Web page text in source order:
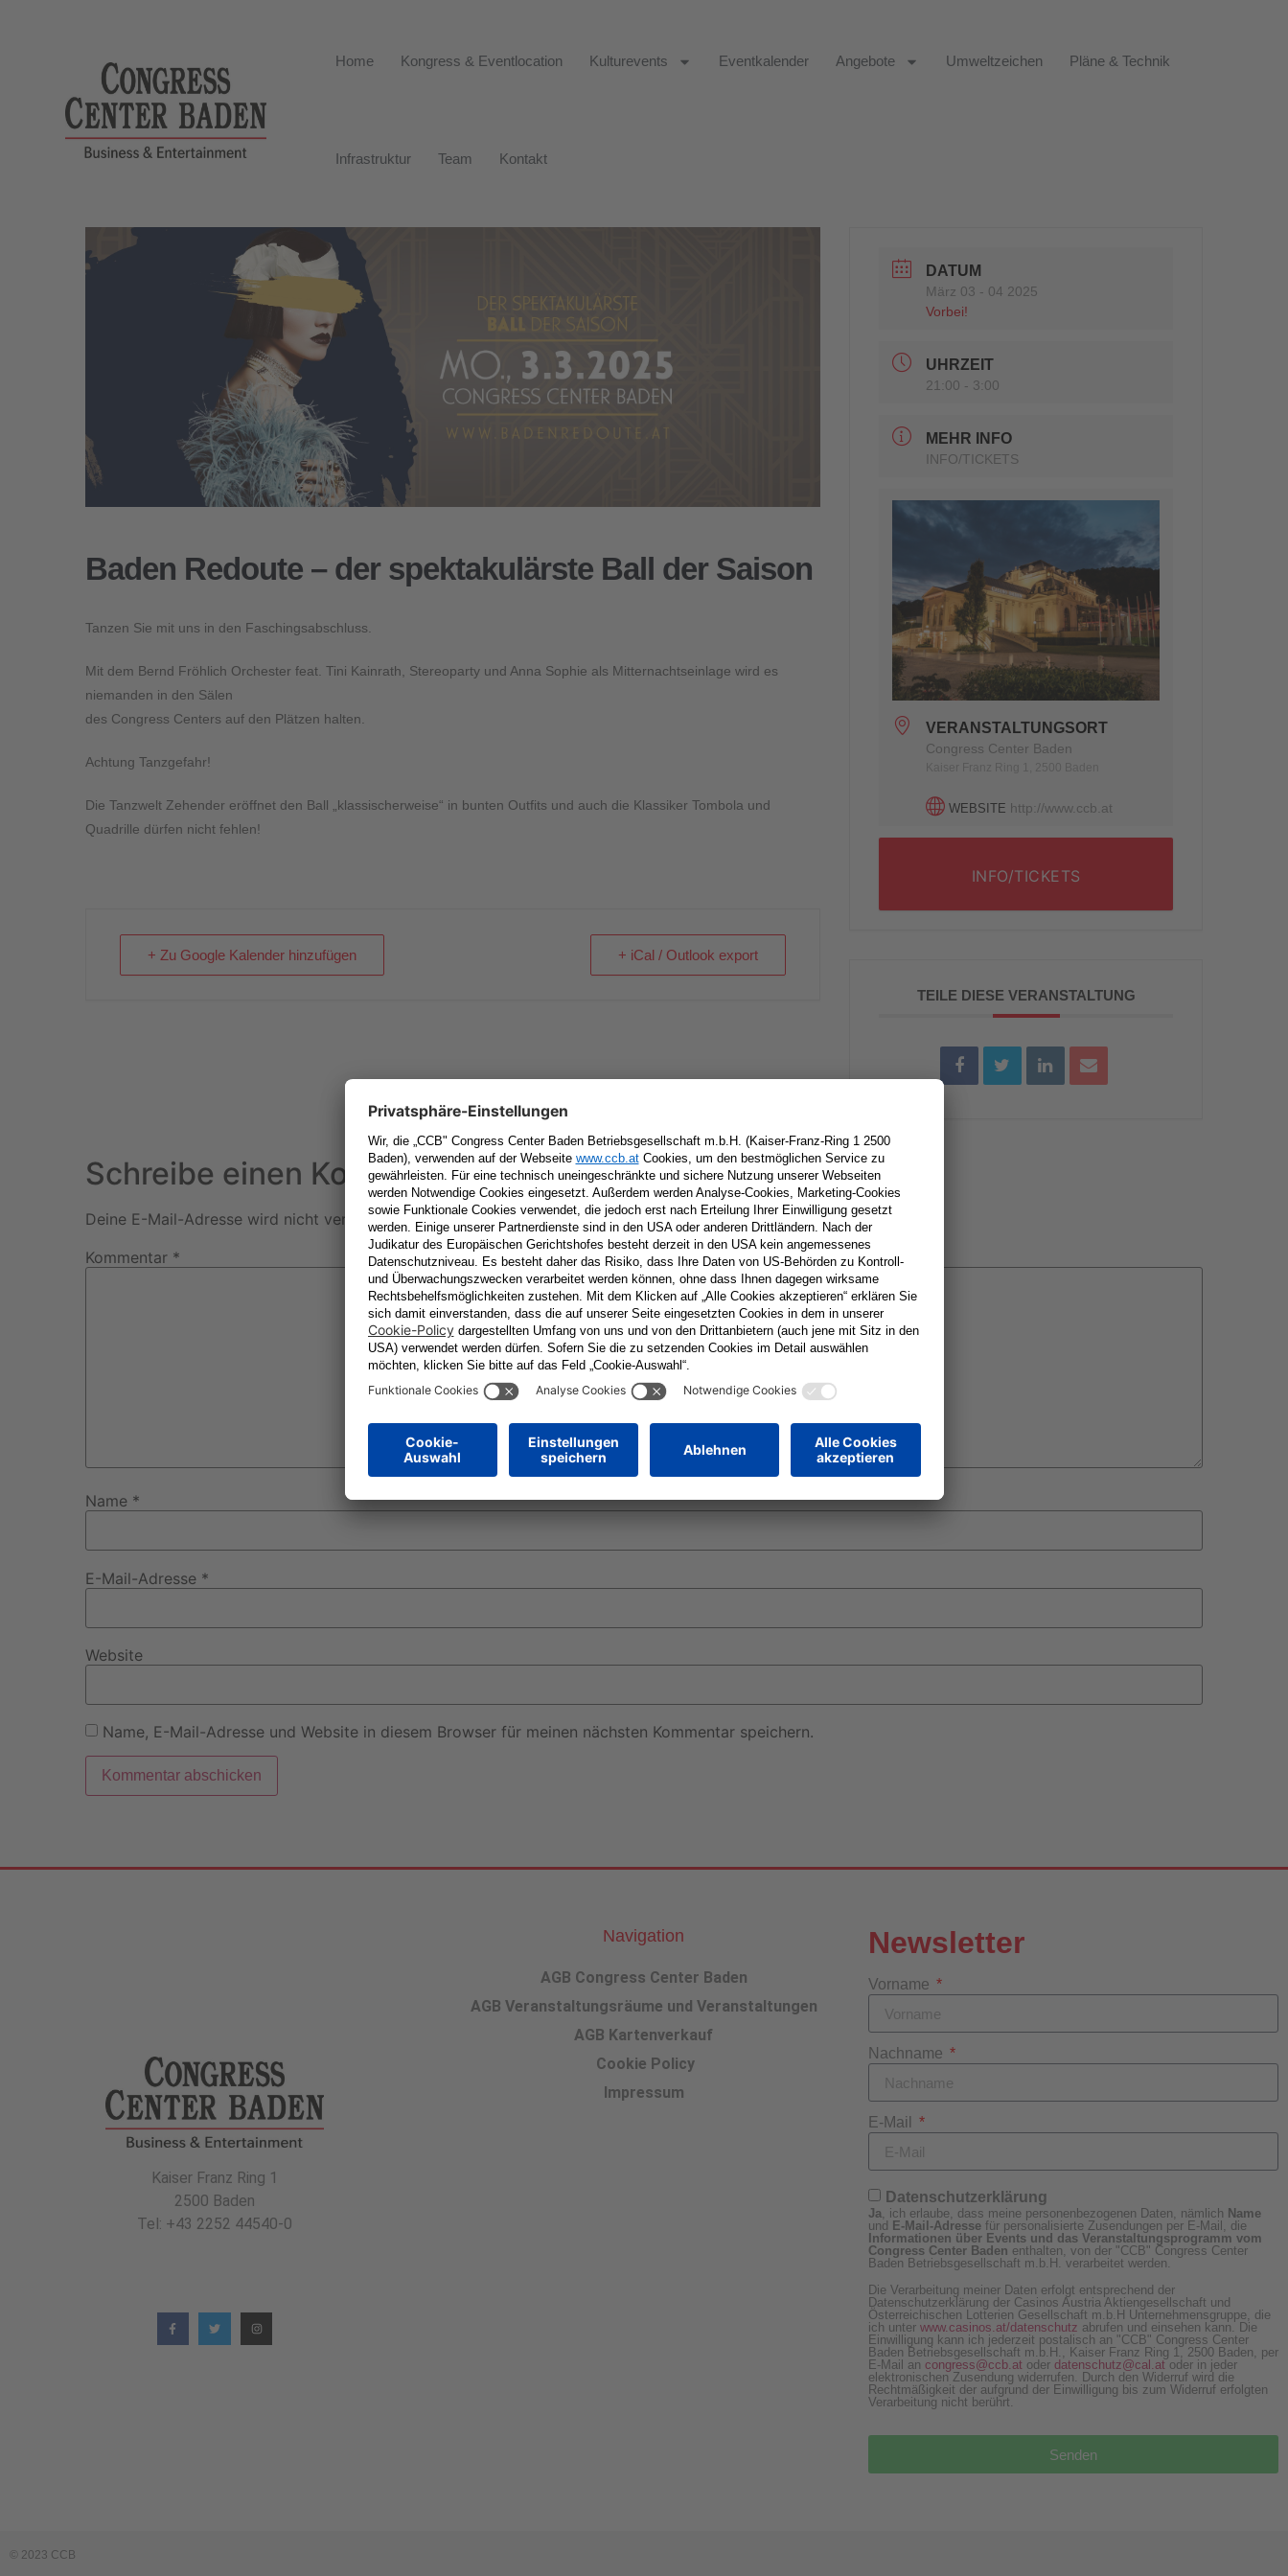
Home Kongress & Eventlocation Kulturevents Eventkalender Angebote Umweltzeichen Pläne & Technik
Infrastruktur Team Kontakt
Baden Redoute – der spektakulärste Ball der Saison
Tanzen Sie mit uns in den Faschingsabschluss.
Mit dem Bernd Fröhlich Orchester feat. Tini Kainrath, Stereoparty und Anna Sophie als Mitternachtseinlage wird es
niemanden in den Sälen
des Congress Centers auf den Plätzen halten.
Achtung Tanzgefahr!
Die Tanzwelt Zehender eröffnet den Ball „klassischerweise“ in bunten Outfits und auch die Klassiker Tombola und
Quadrille dürfen nicht fehlen!
+ Zu Google Kalender hinzufügen + iCal / Outlook export
DATUM
März 03 - 04 2025
Vorbei!
UHRZEIT
21:00 - 3:00
MEHR INFO
INFO/TICKETS
VERANSTALTUNGSORT
Congress Center Baden
WEBSITE http://www.ccb.at
INFO/TICKETS
TEILE DIESE VERANSTALTUNG
Schreibe einen Kommentar
Deine E-Mail-Adresse wird nicht veröffentlicht. Erforderliche Felder sind mit *markiert
Kommentar *
Name *
E-Mail-Adresse *
Website
Name, E-Mail-Adresse und Website in diesem Browser für meinen nächsten Kommentar speichern.
Kaiser Franz Ring 1
2500 Baden
Tel: +43 2252 44540-0
Navigation
AGB Congress Center Baden
AGB Veranstaltungsräume und Veranstaltungen
AGB Kartenverkauf
Cookie Policy
Impressum
Newsletter
Vorname
Nachname
E-Mail
Datenschutzerklärung
Ja, ich erlaube, dass meine personenbezogenen Daten, nämlich Name
und E-Mail-Adressefür personalisierte Zusendungen per E-Mail, die
Informationen über Events und das Veranstaltungsprogramm vom
Congress Center Baden enthalten, von der "CCB" Congress Center
Baden Betriebsgesellschaft m.b.H. verarbeitet werden.
Die Verarbeitung meiner Daten erfolgt entsprechend der
Datenschutzerklärung der Casinos Austria Aktiengesellschaft und
Österreichischen Lotterien Gesellschaft m.b.H Unternehmensgruppe, die
ich unter www.casinos.at/datenschutz abrufen und einsehen kann. Die
Einwilligung kann ich jederzeit postalisch an "CCB" Congress Center
Baden Betriebsgesellschaft m.b.H., Kaiser Franz Ring 1, 2500 Baden, per
E-Mail an congress@ccb.at oder datenschutz@cal.at oder in jeder
elektronischen Zusendung widerrufen. Durch den Widerruf wird die
Rechtmäßigkeit der aufgrund der Einwilligung bis zum Widerruf erfolgten
Verarbeitung nicht berührt.
Senden
© 2023 CCB